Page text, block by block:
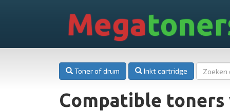
Mega
Toner of drum Inkt cartridge
Compatible toners